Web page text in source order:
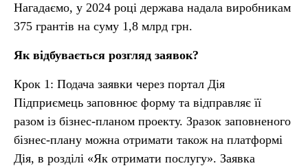
Нагадаємо, у 2024 році держава надала виробникам
375 грантів на суму 1,8 млрд грн.
Як відбувається розгляд заявок?
Крок 1: Подача заявки через портал Дія
Підприємець заповнює форму та відправляє її
разом із бізнес-планом проекту. Зразок заповненого
бізнес-плану можна отримати також на платформі
Дія, в розділі «Як отримати послугу». Заявка